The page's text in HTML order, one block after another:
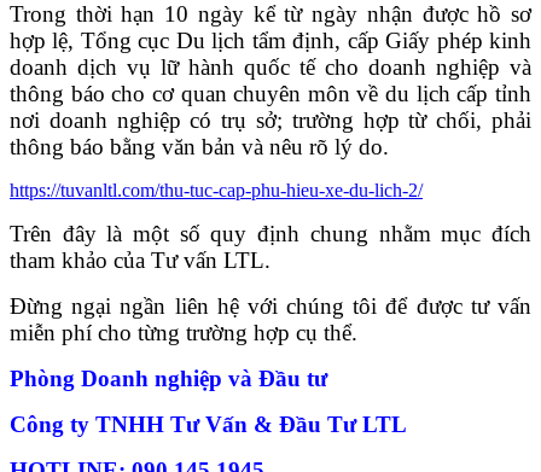
Trong thời hạn 10 ngày kể từ ngày nhận được hồ sơ
hợp lệ, Tổng cục Du lịch tẩm định, cấp Giấy phép kinh
doanh dịch vụ lữ hành quốc tế cho doanh nghiệp và
thông báo cho cơ quan chuyên môn về du lịch cấp tỉnh
nơi doanh nghiệp có trụ sở; trường hợp từ chối, phải
thông báo bằng văn bản và nêu rõ lý do.
https://tuvanltl.com/thu-tuc-cap-phu-hieu-xe-du-lich-2/
Trên đây là một số quy định chung nhằm mục đích
tham khảo của Tư vấn LTL.
Đừng ngại ngần liên hệ với chúng tôi để được tư vấn
miễn phí cho từng trường hợp cụ thể.
Phòng Doanh nghiệp và Đầu tư
Công ty TNHH Tư Vấn & Đầu Tư LTL